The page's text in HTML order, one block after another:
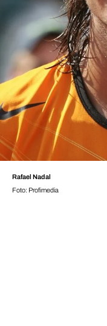
Rafael Nadal
Foto: Profimedia